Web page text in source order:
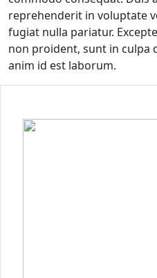
reprehenderit in voluptate
fugiat nulla pariatur.
non proident, sunt in culpa
anim id est laborum.